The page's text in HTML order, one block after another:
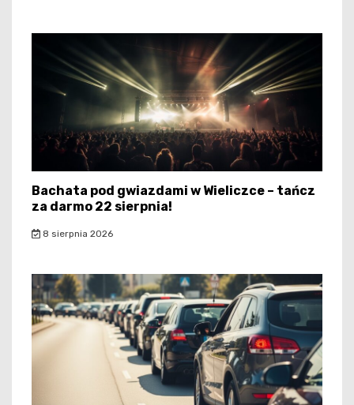
Bachata pod gwiazdami w Wieliczce – tańcz
za darmo 22 sierpnia!
8 sierpnia 2026